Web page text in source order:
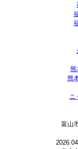
熊
熊
ニ
富山